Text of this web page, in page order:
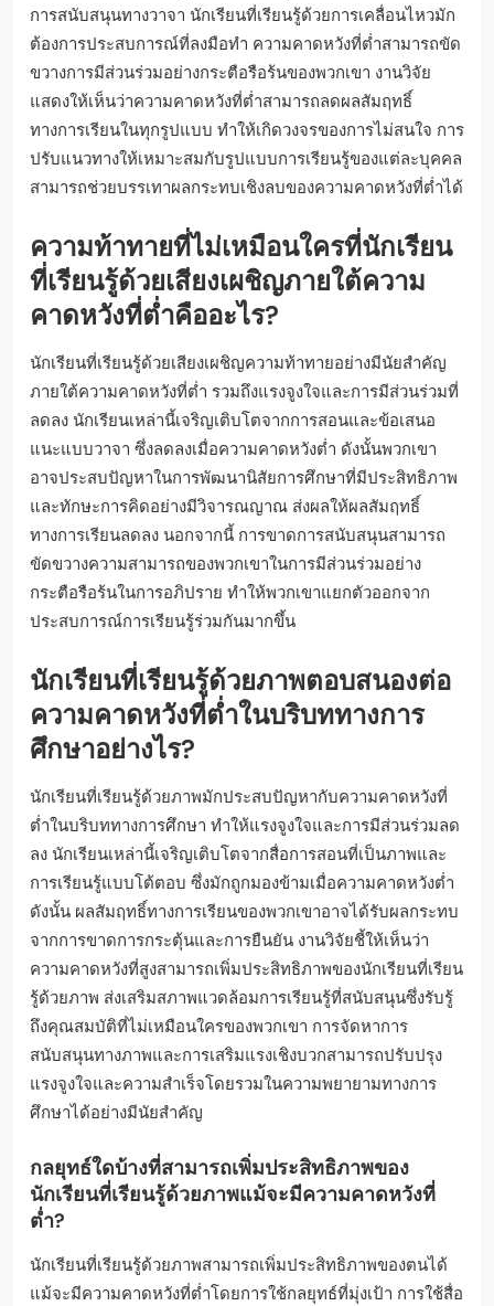
การสนับสนุนทางวาจา นักเรียนที่เรียนรู้ด้วยการเคลื่อนไหวมัก
ต้องการประสบการณ์ที่ลงมือทำ ความคาดหวังที่ต่ำสามารถขัด
ขวางการมีส่วนร่วมอย่างกระตือรือร้นของพวกเขา งานวิจัย
แสดงให้เห็นว่าความคาดหวังที่ต่ำสามารถลดผลสัมฤทธิ์
ทางการเรียนในทุกรูปแบบ ทำให้เกิดวงจรของการไม่สนใจ การ
ปรับแนวทางให้เหมาะสมกับรูปแบบการเรียนรู้ของแต่ละบุคคล
สามารถช่วยบรรเทาผลกระทบเชิงลบของความคาดหวังที่ต่ำได้
ความท้าทายที่ไม่เหมือนใครที่นักเรียน
ที่เรียนรู้ด้วยเสียงเผชิญภายใต้ความ
คาดหวังที่ต่ำคืออะไร?
นักเรียนที่เรียนรู้ด้วยเสียงเผชิญความท้าทายอย่างมีนัยสำคัญ
ภายใต้ความคาดหวังที่ต่ำ รวมถึงแรงจูงใจและการมีส่วนร่วมที่
ลดลง นักเรียนเหล่านี้เจริญเติบโตจากการสอนและข้อเสนอ
แนะแบบวาจา ซึ่งลดลงเมื่อความคาดหวังต่ำ ดังนั้นพวกเขา
อาจประสบปัญหาในการพัฒนานิสัยการศึกษาที่มีประสิทธิภาพ
และทักษะการคิดอย่างมีวิจารณญาณ ส่งผลให้ผลสัมฤทธิ์
ทางการเรียนลดลง นอกจากนี้ การขาดการสนับสนุนสามารถ
ขัดขวางความสามารถของพวกเขาในการมีส่วนร่วมอย่าง
กระตือรือร้นในการอภิปราย ทำให้พวกเขาแยกตัวออกจาก
ประสบการณ์การเรียนรู้ร่วมกันมากขึ้น
นักเรียนที่เรียนรู้ด้วยภาพตอบสนองต่อ
ความคาดหวังที่ต่ำในบริบททางการ
ศึกษาอย่างไร?
นักเรียนที่เรียนรู้ด้วยภาพมักประสบปัญหากับความคาดหวังที่
ต่ำในบริบททางการศึกษา ทำให้แรงจูงใจและการมีส่วนร่วมลด
ลง นักเรียนเหล่านี้เจริญเติบโตจากสื่อการสอนที่เป็นภาพและ
การเรียนรู้แบบโต้ตอบ ซึ่งมักถูกมองข้ามเมื่อความคาดหวังต่ำ
ดังนั้น ผลสัมฤทธิ์ทางการเรียนของพวกเขาอาจได้รับผลกระทบ
จากการขาดการกระตุ้นและการยืนยัน งานวิจัยชี้ให้เห็นว่า
ความคาดหวังที่สูงสามารถเพิ่มประสิทธิภาพของนักเรียนที่เรียน
รู้ด้วยภาพ ส่งเสริมสภาพแวดล้อมการเรียนรู้ที่สนับสนุนซึ่งรับรู้
ถึงคุณสมบัติที่ไม่เหมือนใครของพวกเขา การจัดหาการ
สนับสนุนทางภาพและการเสริมแรงเชิงบวกสามารถปรับปรุง
แรงจูงใจและความสำเร็จโดยรวมในความพยายามทางการ
ศึกษาได้อย่างมีนัยสำคัญ
กลยุทธ์ใดบ้างที่สามารถเพิ่มประสิทธิภาพของ
นักเรียนที่เรียนรู้ด้วยภาพแม้จะมีความคาดหวังที่
ต่ำ?
นักเรียนที่เรียนรู้ด้วยภาพสามารถเพิ่มประสิทธิภาพของตนได้
แม้จะมีความคาดหวังที่ต่ำโดยการใช้กลยุทธ์ที่มุ่งเป้า การใช้สื่อ